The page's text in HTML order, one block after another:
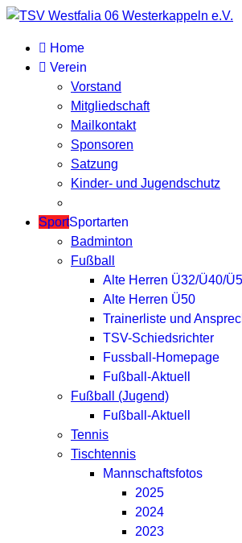
Home
Verein
Vorstand
Mitgliedschaft
Mailkontakt
Sponsoren
Satzung
Kinder- und Jugendschutz
SportSportarten
Badminton
Fußball
Alte Herren Ü32/Ü40/
Alte Herren Ü50
Trainerliste und
TSV-Schiedsrichter
Fussball-Homepage
Fußball-Aktuell
Fußball (Jugend)
Fußball-Aktuell
Tennis
Tischtennis
Mannschaftsfotos
2025
2024
2023